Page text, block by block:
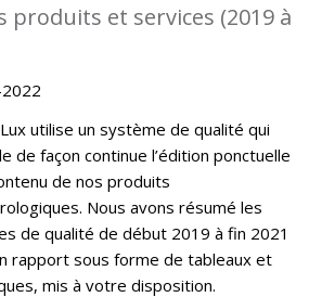
produits et services (2019 à
utilise un système de qualité qui
de façon continue l’édition ponctuelle
de nos produits
Nous avons résumé les
de qualité de début 2019 à fin 2021
rapport sous forme de tableaux et
mis à votre disposition.